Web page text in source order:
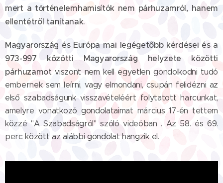
mert a történelemhamisítók nem párhuzamról, hanem
ellentétről tanítanak.
Magyarország és Európa mai legégetőbb kérdései és a
973-997 közötti Magyarország helyzete közötti
párhuzamot viszont nem kell egyetlen gondolkodni tudó
embernek sem leírni, vagy elmondani, csupán felidézni az
első szabadságunk visszavételéért folytatott harcunkat,
amelyre vonatkozó gondolataimat március 17-én tettem
közzé "A Szabadságról" szóló videóban . Az 58. és 69.
perc között az alábbi gondolat hangzik el.